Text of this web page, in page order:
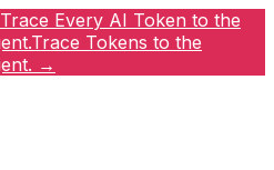
Every AI Token to the
Trace Tokens to the
→